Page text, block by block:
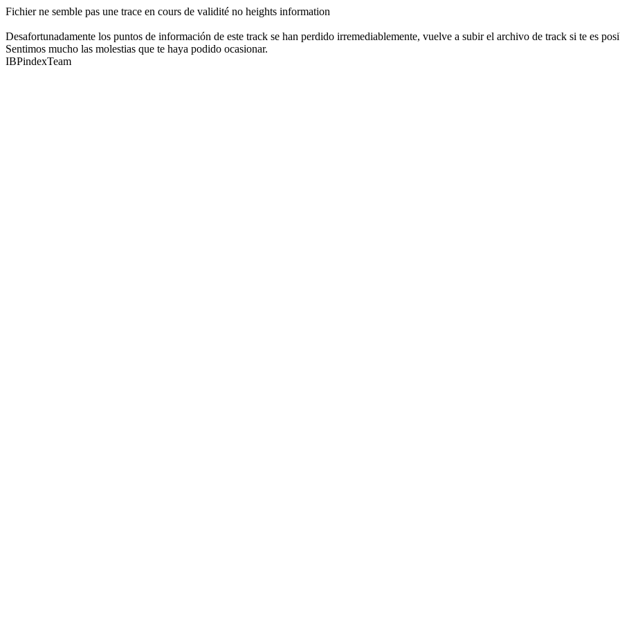
Fichier ne semble pas une trace en cours de validité no heights information
Desafortunadamente los puntos de información de este track se han perdido irremediablemente, vuelve a subir el archivo de track si te es
Sentimos mucho las molestias que te haya podido ocasionar.
IBPindexTeam